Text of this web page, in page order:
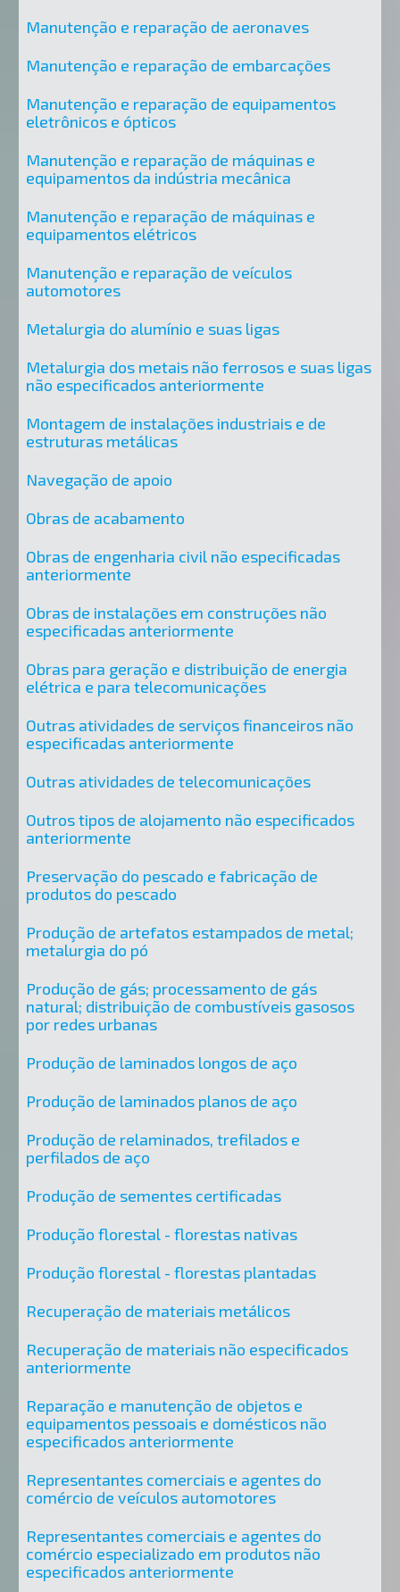
Manutenção e reparação de aeronaves
Manutenção e reparação de embarcações
Manutenção e reparação de equipamentos
eletrônicos e ópticos
Manutenção e reparação de máquinas e
equipamentos da indústria mecânica
Manutenção e reparação de máquinas e
equipamentos elétricos
Manutenção e reparação de veículos
automotores
Metalurgia do alumínio e suas ligas
Metalurgia dos metais não ferrosos e suas ligas
não especificados anteriormente
Montagem de instalações industriais e de
estruturas metálicas
Navegação de apoio
Obras de acabamento
Obras de engenharia civil não especificadas
anteriormente
Obras de instalações em construções não
especificadas anteriormente
Obras para geração e distribuição de energia
elétrica e para telecomunicações
Outras atividades de serviços financeiros não
especificadas anteriormente
Outras atividades de telecomunicações
Outros tipos de alojamento não especificados
anteriormente
Preservação do pescado e fabricação de
produtos do pescado
Produção de artefatos estampados de metal;
metalurgia do pó
Produção de gás; processamento de gás
natural; distribuição de combustíveis gasosos
por redes urbanas
Produção de laminados longos de aço
Produção de laminados planos de aço
Produção de relaminados, trefilados e
perfilados de aço
Produção de sementes certificadas
Produção florestal - florestas nativas
Produção florestal - florestas plantadas
Recuperação de materiais metálicos
Recuperação de materiais não especificados
anteriormente
Reparação e manutenção de objetos e
equipamentos pessoais e domésticos não
especificados anteriormente
Representantes comerciais e agentes do
comércio de veículos automotores
Representantes comerciais e agentes do
comércio especializado em produtos não
especificados anteriormente